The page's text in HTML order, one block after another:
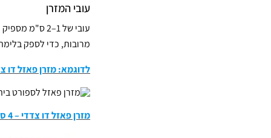
עובי המזרן
מרובות, כדי לספק
לדוגמא: מזרן פאזל דו צדדי – 2.5 ס”מ
מזרן פאזל דו צדדי – 4 ס”מ